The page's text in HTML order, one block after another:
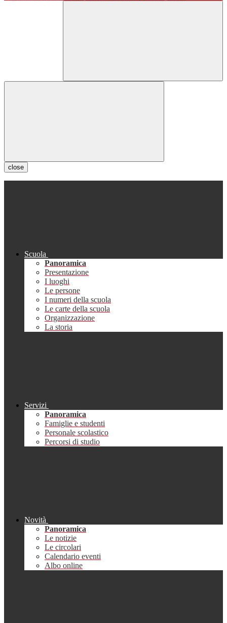
close
Scuola
Panoramica
Presentazione
I luoghi
Le persone
I numeri della scuola
Le carte della scuola
Organizzazione
La storia
Servizi
Panoramica
Famiglie e studenti
Personale scolastico
Percorsi di studio
Novità
Panoramica
Le notizie
Le circolari
Calendario eventi
Albo online